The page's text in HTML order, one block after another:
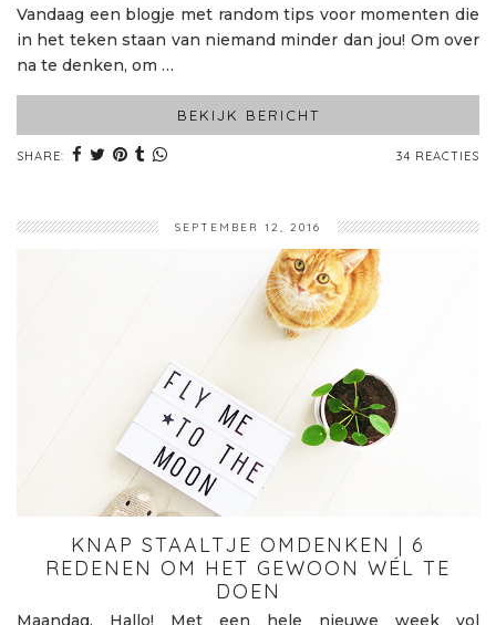
Vandaag een blogje met random tips voor momenten die
in het teken staan van niemand minder dan jou! Om over
na te denken, om …
BEKIJK BERICHT
SHARE: 34 REACTIES
SEPTEMBER 12, 2016
KNAP STAALTJE OMDENKEN | 6
REDENEN OM HET GEWOON WÉL TE
DOEN